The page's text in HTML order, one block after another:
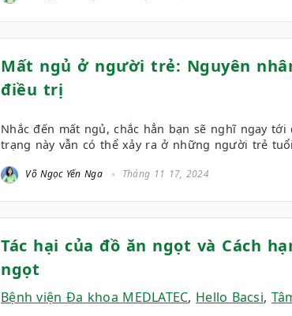
Mất ngủ ở người trẻ: Nguyên
điều trị
Nhắc đến mất ngủ, chắc hẳn bạn sẽ nghĩ ngay
trạng này vẫn có thể xảy ra ở những người trẻ
Võ Ngọc Yến Nga Tháng 11 17, 2024
Tác hại của đồ ăn ngọt và Cách
ngọt
Bệnh viện Đa khoa MEDLATEC, Hello Bacsi,